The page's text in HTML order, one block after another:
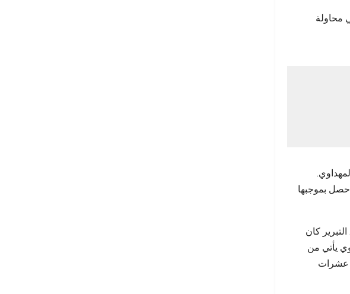
محاولة
حصل بموجبها
كان
يأتي من
عشرات